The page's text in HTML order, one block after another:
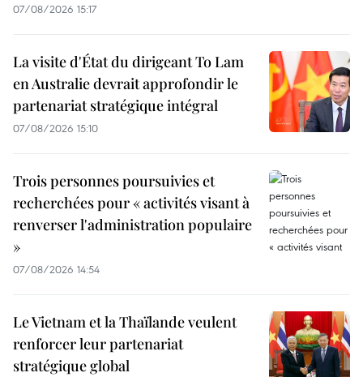
07/08/2026 15:17
La visite d'État du dirigeant To Lam
en Australie devrait approfondir le
partenariat stratégique intégral
07/08/2026 15:10
Trois personnes poursuivies et
recherchées pour « activités visant à
renverser l'administration populaire
»
07/08/2026 14:54
Le Vietnam et la Thaïlande veulent
renforcer leur partenariat
stratégique global